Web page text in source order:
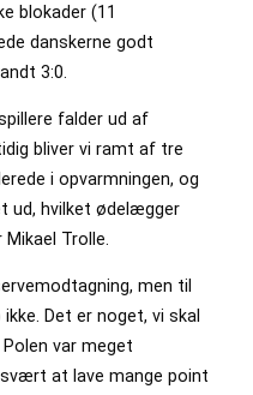
blokader (11
danskerne godt
3:0.
falder ud af
bliver vi ramt af tre
i opvarmningen, og
ud, hvilket ødelægger
Trolle.
men til
Det er noget, vi skal
var meget
at lave mange point